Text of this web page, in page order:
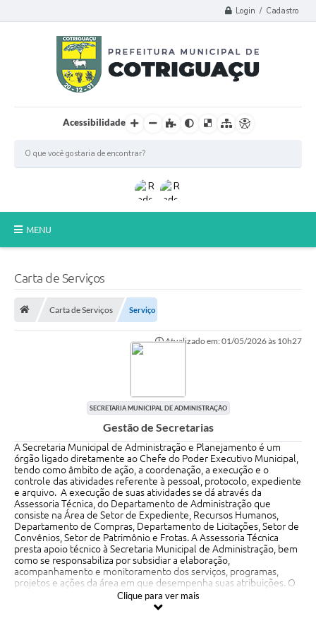
Login / Cadastro
Acessibilidade
MENU
A Prefeitura
Imprensa
Galeria de Fotos
Contratos
Ouvidoria
Audiências Públicas
Arquivos para Download
Carta de Serviços
Carta de Serviços Serviço
Atualizado em: 01/05/2026 às 10h27
SECRETARIA MUNICIPAL DE ADMINISTRAÇÃO
Gestão de Secretarias
A Secretaria Municipal de Administração e Planejamento é um
órgão ligado diretamente ao Chefe do Poder Executivo Municipal,
tendo como âmbito de ação, a coordenação, a execução e o
controle das atividades referente à pessoal, protocolo, expediente
e arquivo. A execução de suas atividades se dá através da
Assessoria Técnica, do Departamento de Administração que
consiste na Área de Setor de Expediente, Recursos Humanos,
Departamento de Compras, Departamento de Licitações, Setor de
Convênios, Setor de Patrimônio e Frotas. A Assessoria Técnica
presta apoio técnico à Secretaria Municipal de Administração, bem
como se responsabiliza por subsidiar a elaboração,
acompanhamento e monitoramento dos serviços, programas,
projetos e ações da área em que desempenha suas atribuições. O
Setor de Expediente reproduz documentos da Prefeitura, remete
e distribui correspondências, realiza o protocolo e arquivo de
Clique para ver mais